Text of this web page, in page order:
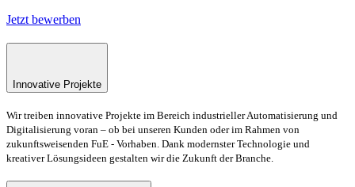
Jetzt bewerben
Innovative Projekte
Wir treiben innovative Projekte im Bereich industrieller Automatisierung und
Digitalisierung voran – ob bei unseren Kunden oder im Rahmen von
zukunftsweisenden FuE - Vorhaben. Dank modernster Technologie und
kreativer Lösungsideen gestalten wir die Zukunft der Branche.